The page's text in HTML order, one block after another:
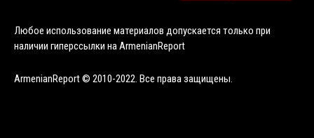
Любое использование материалов допускается только при
наличии гиперссылки на ArmenianReport
ArmenianReport © 2010-2022. Все права защищены.